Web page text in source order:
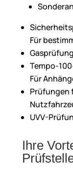
Für
Gasprüfung
Tempo-
Für
Prüfungen
UVV-
Ihre